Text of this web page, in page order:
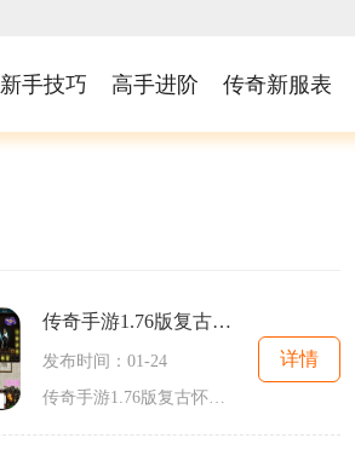
新手技巧 高手进阶 传奇新服表
传奇手游1.76版复古怀旧版
发布时间：01-24
传奇手游1.76版复古怀旧版是一款经典的2D游戏，是一款非常受玩家喜爱的角色扮演游戏。它以其独特的游戏方式和丰富的游戏内容迅速成为了万人在线的热门游戏。在传奇手游1.76版复古
详情